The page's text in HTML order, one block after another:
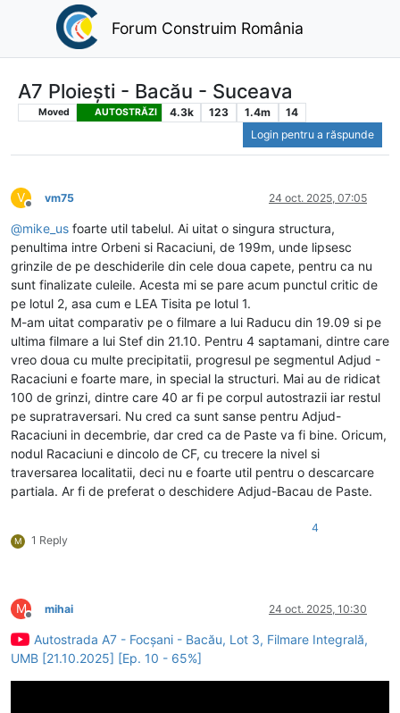
Forum Construim România
A7 Ploiești - Bacău - Suceava
Moved AUTOSTRĂZI 4.3k 123 1.4m
14
Login pentru a răspunde
V
Deconectat
vm75 24 oct. 2025, 07:05
@mike_us foarte util tabelul. Ai uitat o singura structura,
penultima intre Orbeni si Racaciuni, de 199m, unde lipsesc
grinzile de pe deschiderile din cele doua capete, pentru ca nu
sunt finalizate culeile. Acesta mi se pare acum punctul critic de
pe lotul 2, asa cum e LEA Tisita pe lotul 1.
M-am uitat comparativ pe o filmare a lui Raducu din 19.09 si pe
ultima filmare a lui Stef din 21.10. Pentru 4 saptamani, dintre care
vreo doua cu multe precipitatii, progresul pe segmentul Adjud -
Racaciuni e foarte mare, in special la structuri. Mai au de ridicat
100 de grinzi, dintre care 40 ar fi pe corpul autostrazii iar restul
pe supratraversari. Nu cred ca sunt sanse pentru Adjud-
Racaciuni in decembrie, dar cred ca de Paste va fi bine. Oricum,
nodul Racaciuni e dincolo de CF, cu trecere la nivel si
traversarea localitatii, deci nu e foarte util pentru o descarcare
partiala. Ar fi de preferat o deschidere Adjud-Bacau de Paste.
M 1 Reply
4
M
Deconectat
mihai 24 oct. 2025, 10:30
Autostrada A7 - Focșani - Bacău, Lot 3, Filmare Integrală,
UMB [21.10.2025] [Ep. 10 - 65%]